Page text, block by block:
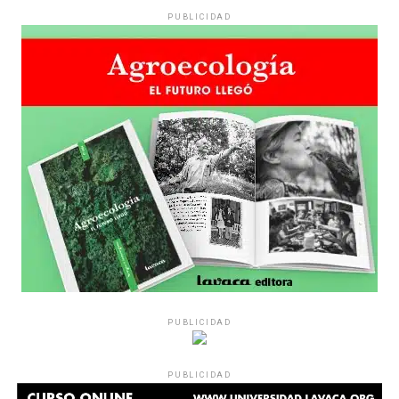
Década perdida: Marta Montero,
Hay varios hombres presentes: padres con sus hijas,
grupos de amigos, novios. «Con los pares que no tienen
sensibilidad al tema, la conversación se vuelve muy
estratégica, hay que evitar el choque frontal. Mi método
es a través del interrogante, que puedan encarnar la
pregunta», comparte Gonzalo, de 41 años.
PUBLICIDAD
PUBLICIDAD
PUBLICIDAD